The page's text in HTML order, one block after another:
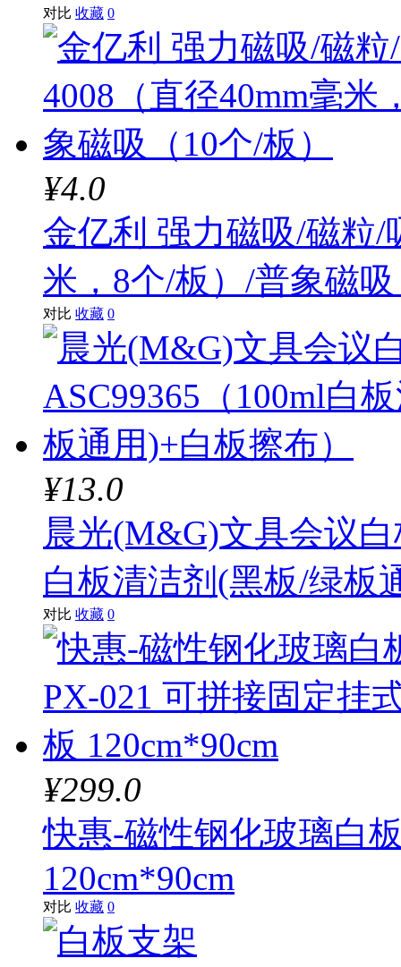
对比 收藏 0
¥4.0
金亿利 强力磁吸/磁粒/
米，8个/板）/普象磁
对比 收藏 0
¥13.0
晨光(M&G)文具会议
白板清洁剂(黑板/绿板
对比 收藏 0
¥299.0
快惠-磁性钢化玻璃白
120cm*90cm
对比 收藏 0